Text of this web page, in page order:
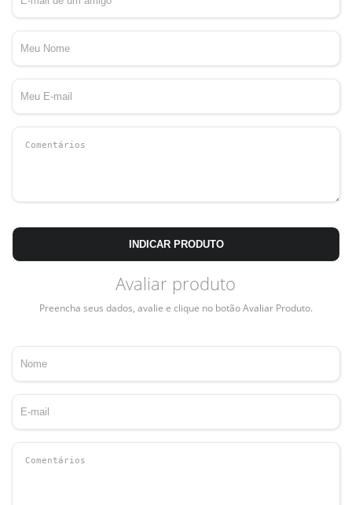
INDICAR PRODUTO
Avaliar produto
Preencha seus dados, avalie e clique no botão Avaliar Produto.